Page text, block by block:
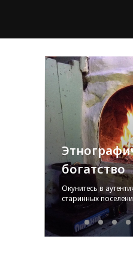
богатство
Окунитесь в
старинных